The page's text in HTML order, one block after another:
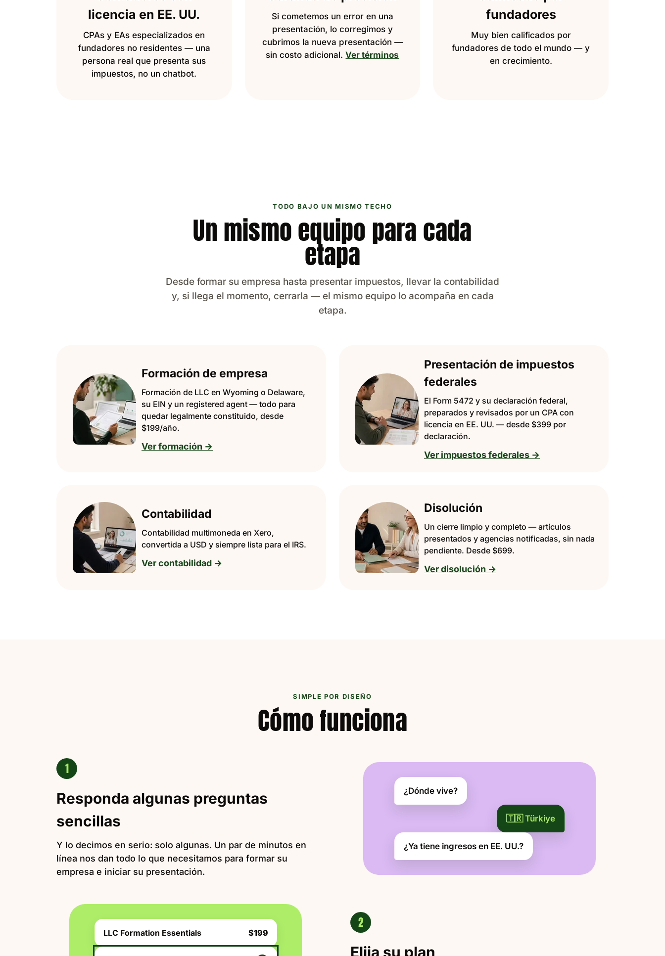
licencia en EE. UU.
CPAs y EAs especializados en
fundadores no residentes — una
persona real que presenta sus
impuestos, no un chatbot.
Si cometemos un error en una
presentación, lo corregimos y
cubrimos la nueva presentación —
sin costo adicional.Ver términos
fundadores
Muy bien calificados por
fundadores de todo el mundo — y
en crecimiento.
TODO BAJO UN MISMO TECHO
Un mismo equipo para cada
etapa
Desde formar su empresa hasta presentar impuestos, llevar la contabilidad
y, si llega el momento, cerrarla — el mismo equipo lo acompaña en cada
etapa.
Formación de empresa
Formación de LLC en Wyoming o Delaware,
su EIN y un registered agent — todo para
quedar legalmente constituido, desde
$199/año.
Ver formación →
Presentación de impuestos
federales
El Form 5472 y su declaración federal,
preparados y revisados por un CPA con
licencia en EE. UU. — desde $399 por
declaración.
Ver impuestos federales →
Contabilidad
Contabilidad multimoneda en Xero,
convertida a USD y siempre lista para el IRS.
Ver contabilidad →
Disolución
Un cierre limpio y completo — artículos
presentados y agencias notificadas, sin nada
pendiente. Desde $699.
Ver disolución →
SIMPLE POR DISEÑO
Cómo funciona
1
Responda algunas preguntas
sencillas
Y lo decimos en serio: solo algunas. Un par de minutos en
línea nos dan todo lo que necesitamos para formar su
empresa e iniciar su presentación.
¿Dónde vive?
🇹🇷 Türkiye
¿Ya tiene ingresos en EE. UU.?
2
Elija su plan
LLC Formation Essentials $199